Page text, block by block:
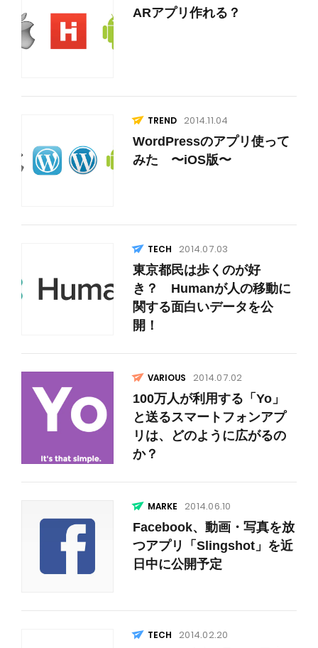
ARアプリ作れる？
TREND 2014.11.04
WordPressのアプリ使って
みた 〜iOS版〜
2014.07.03
東京都民は歩くのが好
き？ Humanが人の移動に
関する面白いデータを公
開！
VARIOUS 2014.07.02
100万人が利用する「Yo」
と送るスマートフォンアプ
リは、どのように広がるの
か？
2014.06.10
Facebook、動画・写真を放
つアプリ「Slingshot」を近
日中に公開予定
2014.02.20